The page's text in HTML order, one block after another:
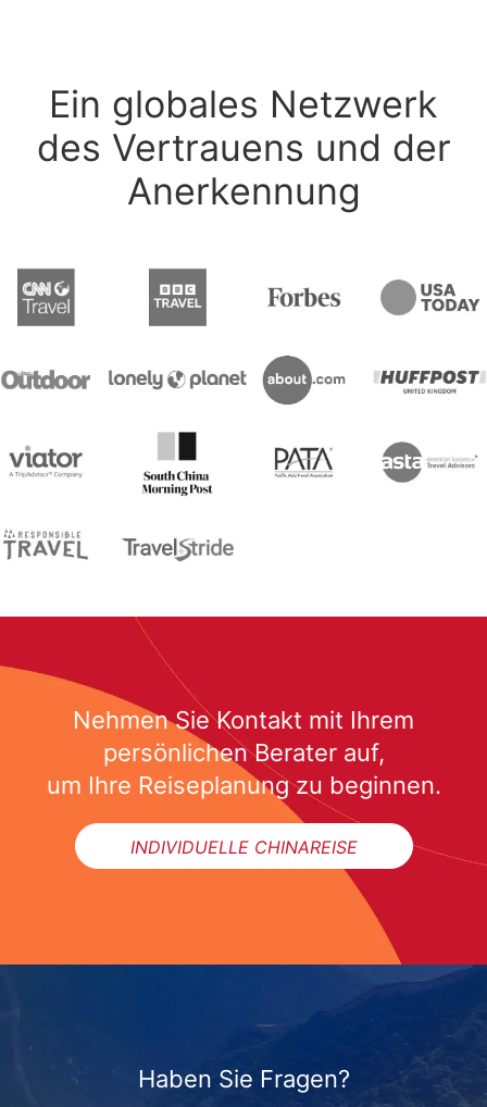
Ein globales Netzwerk
des Vertrauens und der
Anerkennung
Nehmen Sie Kontakt mit Ihrem
persönlichen Berater auf,
um Ihre Reiseplanung zu beginnen.
INDIVIDUELLE CHINAREISE
Haben Sie Fragen?